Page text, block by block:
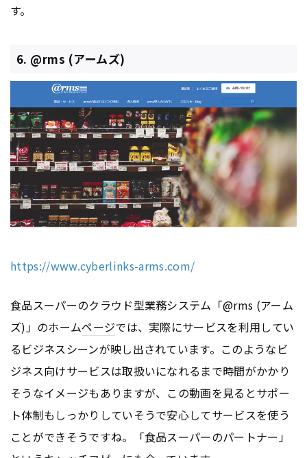
す。
6. @rms (アームズ)
https://www.cyberlinks-arms.com/
食品スーパーのクラウド型業務システム「@rms (アーム
ズ)」のホームページでは、実際にサービスを利用してい
るビジネスシーンが映し出されています。このようなビ
ジネス向けサービスは取扱いになれるまで時間がかかり
そうなイメージもありますが、この動画を見るとサポー
ト体制もしっかりしていそうで安心してサービスを使う
ことができそうですね。「食品スーパーのパートナー」